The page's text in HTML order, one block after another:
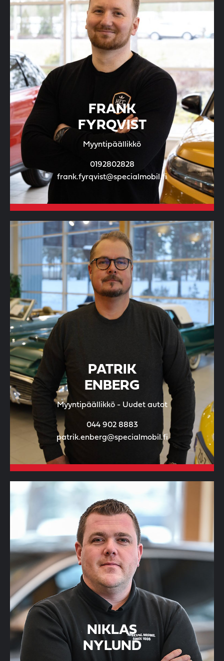
FRANK
FYRQVIST
Myyntipäällikkö
0192802828
frank.fyrqvist@specialmobil.fi
PATRIK
ENBERG
Myyntipäällikkö - Uudet autot
044 902 8883
patrik.enberg@specialmobil.fi
NIKLAS
NYLUND